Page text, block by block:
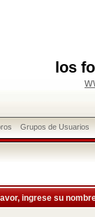
los
Grupos de Usuarios
ingrese su